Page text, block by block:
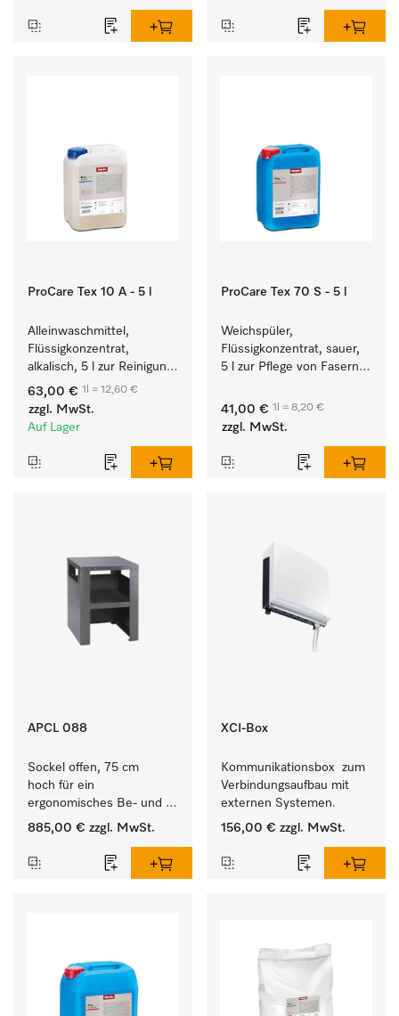
ProCare Tex 10 A - 5 l
Alleinwaschmittel,
Flüssigkonzentrat,
alkalisch, 5 l zur Reinigung
weißer Textilien und
farbechter Buntwäsche.
63,00 € 1l = 12,60 €
zzgl. MwSt.
Auf Lager
ProCare Tex 70 S - 5 l
Weichspüler,
Flüssigkonzentrat, sauer,
5 l zur Pflege von Fasern
Geschmeidigkeit der
Textilien.
41,00 € 1l = 8,20 €
zzgl. MwSt.
APCL 088
Sockel offen, 75 cm
hoch für ein
ergonomisches Be- und
Entladen von
Trockner.
885,00 € zzgl. MwSt.
XCI-Box
Kommunikationsbox  zum
Verbindungsaufbau mit
externen Systemen.
156,00 € zzgl. MwSt.